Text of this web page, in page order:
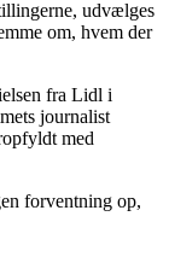
udvælges
om, hvem der
fra Lidl i
journalist
med
forventning op,